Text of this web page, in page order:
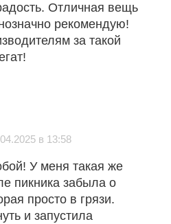
Отличная вещь
рекомендую!
за такой
в 13:58
У меня такая же
пикника забыла о
просто в грязи.
и запустила